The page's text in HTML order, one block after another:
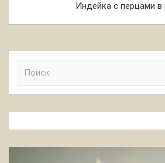
Индейка с перцами в
к